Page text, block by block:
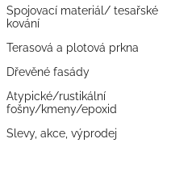
Spojovací materiál/ tesařské
kování
Terasová a plotová prkna
Dřevěné fasády
Atypické/rustikální
fošny/kmeny/epoxid
Slevy, akce, výprodej